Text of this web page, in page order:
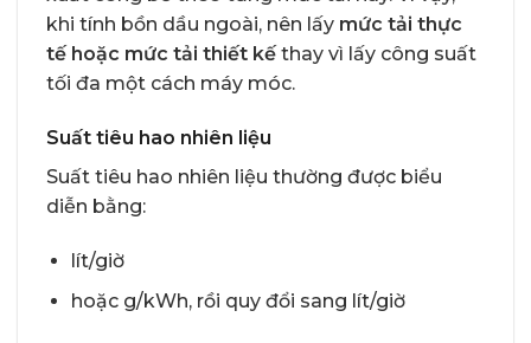
khi tính bồn dầu ngoài, nên lấy mức tải thực
tế hoặc mức tải thiết kế thay vì lấy công suất
tối đa một cách máy móc.
Suất tiêu hao nhiên liệu
Suất tiêu hao nhiên liệu thường được biểu
diễn bằng:
lít/giờ
hoặc g/kWh, rồi quy đổi sang lít/giờ